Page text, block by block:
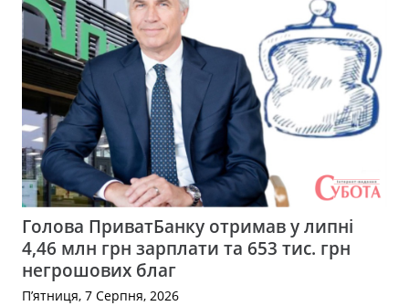
Голова ПриватБанку отримав у липні
4,46 млн грн зарплати та 653 тис. грн
негрошових благ
П’ятниця, 7 Серпня, 2026